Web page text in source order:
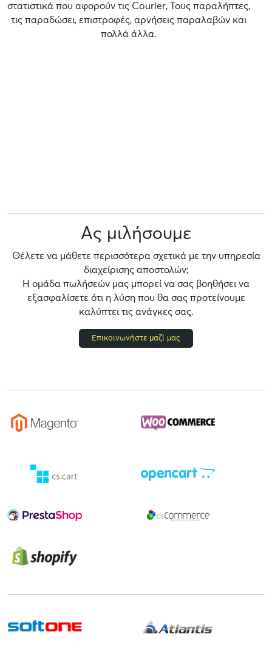
στατιστικά που αφορούν τις Courier, Τους παραλήπτες,
τις παραδώσει, επιστροφές, αρνήσεις παραλαβών και
πολλά άλλα.
Ας μιλήσουμε
Θέλετε να μάθετε περισσότερα σχετικά με την υπηρεσία
διαχείρισης αποστολών;
Η ομάδα πωλήσεών μας μπορεί να σας βοηθήσει να
εξασφαλίσετε ότι η λύση που θα σας προτείνουμε
καλύπτει τις ανάγκες σας.
Επικοινωνήστε μαζί μας